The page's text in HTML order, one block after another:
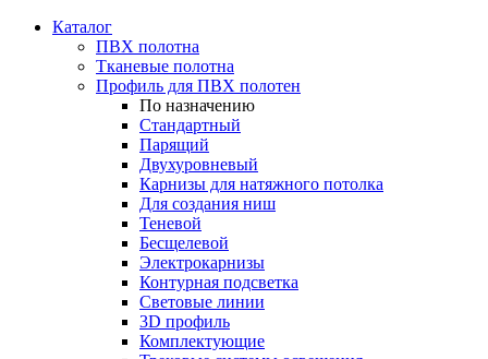
Каталог
ПВХ полотна
Тканевые полотна
Профиль для ПВХ полотен
По назначению
Стандартный
Парящий
Двухуровневый
Карнизы для натяжного потолка
Для создания ниш
Теневой
Бесщелевой
Электрокарнизы
Контурная подсветка
Световые линии
3D профиль
Комплектующие